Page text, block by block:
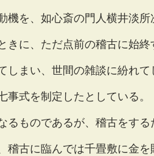
機を、如心斎の門人横井淡
きに、ただ点前の稽古に始
しまい、世間の雑談に紛れ
式を制定したとしている。
ものであるが、稽古をす
稽古に臨んでは千畳敷に金